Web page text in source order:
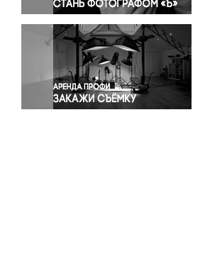
Религия
Светская жизнь
Спорт
Экология
Экономика и бизнес